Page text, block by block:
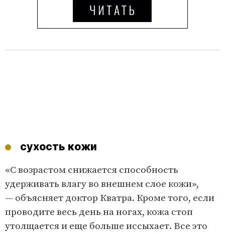
сухость кожи
«С возрастом снижается способность
удерживать влагу во внешнем слое кожи»,
— объясняет доктор Кватра. Кроме того, если
проводите весь день на ногах, кожа стоп
утолщается и еще больше иссыхает. Все это